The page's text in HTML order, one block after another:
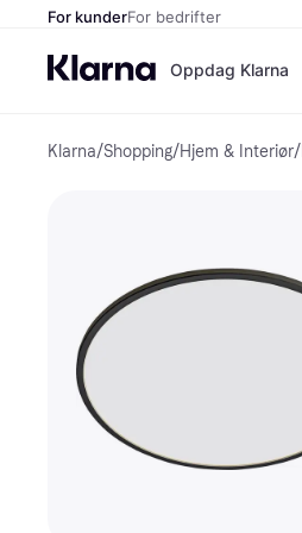
For kunderFor bedrifter
Oppdag Klarna
Klarna/Shopping/Hjem & Interiør/